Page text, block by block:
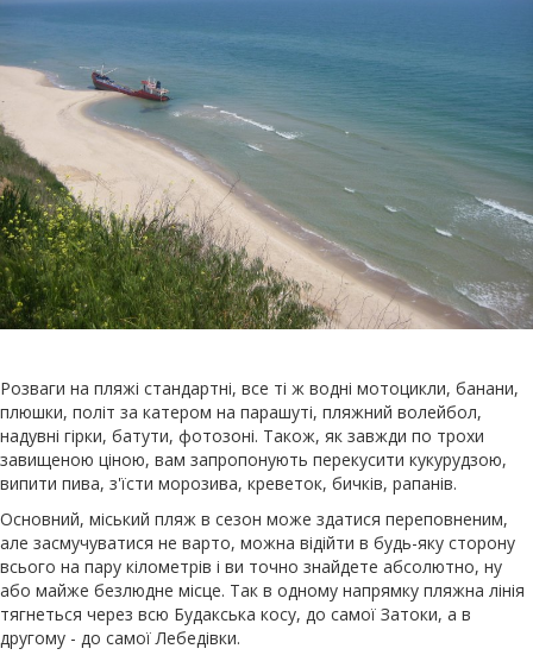
Розваги на пляжі стандартні, все ті ж водні мотоцикли, банани,
плюшки, політ за катером на парашуті, пляжний волейбол,
надувні гірки, батути, фотозоні. Також, як завжди по трохи
завищеною ціною, вам запропонують перекусити кукурудзою,
випити пива, з'їсти морозива, креветок, бичків, рапанів.
Основний, міський пляж в сезон може здатися переповненим,
але засмучуватися не варто, можна відійти в будь-яку сторону
всього на пару кілометрів і ви точно знайдете абсолютно, ну
або майже безлюдне місце. Так в одному напрямку пляжна лінія
тягнеться через всю Будакська косу, до самої Затоки, а в
другому - до самої Лебедівки.